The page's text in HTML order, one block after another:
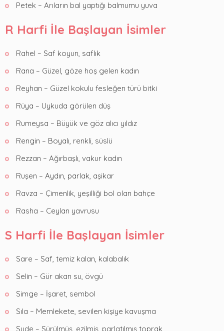
Petek – Arıların bal yaptığı balmumu yuva
R Harfi İle Başlayan İsimler
Rahel – Saf koyun, saflık
Rana – Güzel, göze hoş gelen kadın
Reyhan – Güzel kokulu fesleğen türü bitki
Rüya – Uykuda görülen düş
Rumeysa – Büyük ve göz alıcı yıldız
Rengin – Boyalı, renkli, süslü
Rezzan – Ağırbaşlı, vakur kadın
Ruşen – Aydın, parlak, aşikar
Ravza – Çimenlik, yeşilliği bol olan bahçe
Rasha – Ceylan yavrusu
S Harfi İle Başlayan İsimler
Sare – Saf, temiz kalan, kalabalık
Selin – Gür akan su, övgü
Simge – İşaret, sembol
Sıla – Memlekete, sevilen kişiye kavuşma
Sude – Sürülmüş, ezilmiş, parlatılmış toprak